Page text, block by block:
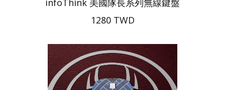
infoThink 美國隊長系列無線鍵盤
1280 TWD